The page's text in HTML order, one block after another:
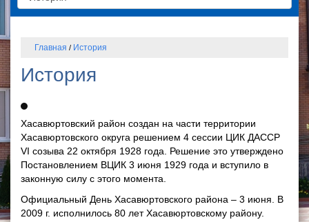
Главная / История
История
Хасавюртовский район создан на части территории
Хасавюртовского округа решением 4 сессии ЦИК ДАССР
VI созыва 22 октября 1928 года. Решение это утверждено
Постановлением ВЦИК 3 июня 1929 года и вступило в
законную силу с этого момента.
Официальный День Хасавюртовского района – 3 июня. В
2009 г. исполнилось 80 лет Хасавюртовскому району.